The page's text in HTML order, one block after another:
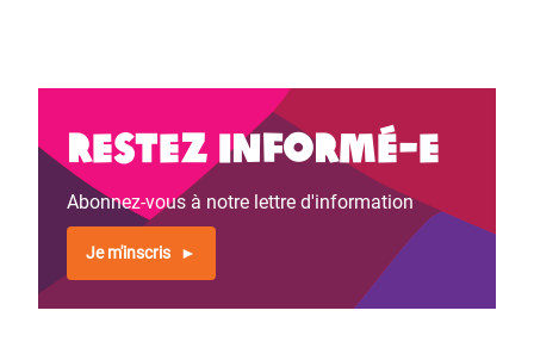
Restez informé-e
Abonnez-vous à notre lettre d'information
Je m'inscris